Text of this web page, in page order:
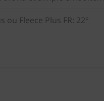
ou Fleece Plus FR: 22°